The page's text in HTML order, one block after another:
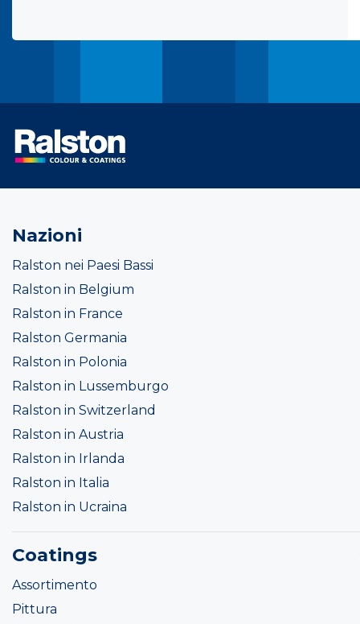
Nazioni
Ralston nei Paesi Bassi
Ralston in Belgium
Ralston in France
Ralston Germania
Ralston in Polonia
Ralston in Lussemburgo
Ralston in Switzerland
Ralston in Austria
Ralston in Irlanda
Ralston in Italia
Ralston in Ucraina
Coatings
Assortimento
Pittura